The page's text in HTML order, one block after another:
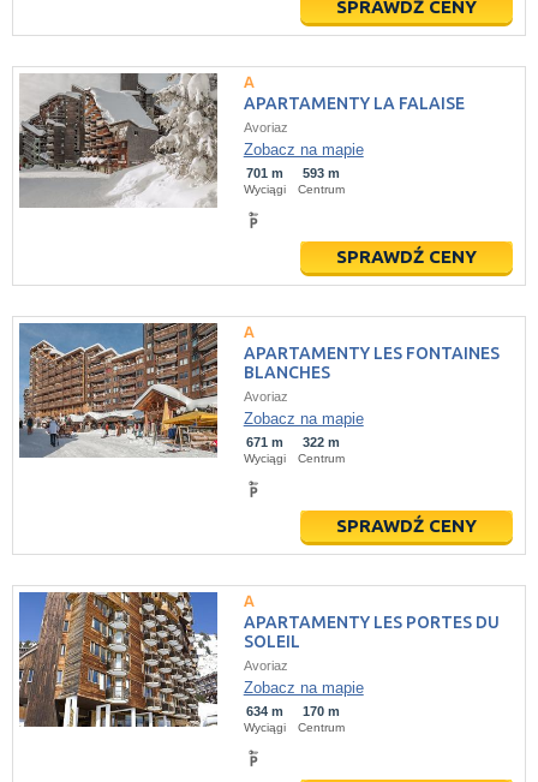
SPRAWDŹ CENY
APARTAMENTY LA FALAISE
Avoriaz
Zobacz na mapie
701 m
Wyciągi
593 m
Centrum
SPRAWDŹ CENY
APARTAMENTY LES FONTAINES
BLANCHES
Avoriaz
Zobacz na mapie
671 m
Wyciągi
322 m
Centrum
SPRAWDŹ CENY
APARTAMENTY LES PORTES DU
SOLEIL
Avoriaz
Zobacz na mapie
634 m
Wyciągi
170 m
Centrum